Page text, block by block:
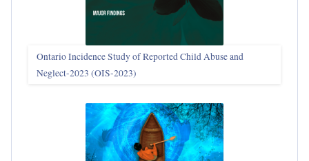
Ontario Incidence Study of Reported Child Abuse and
Neglect-2023 (OIS‑2023)